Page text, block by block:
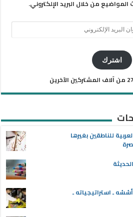
من خلال البريد الإلكتروني.
اشترك
للناطقين بغيرها
ـ استراتيجياته ـ